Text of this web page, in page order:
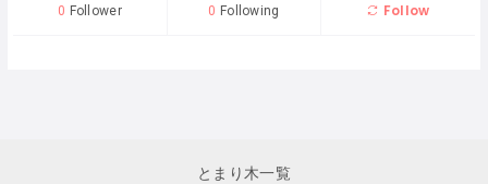
0 Follower 0 Following Follow
とまり木一覧